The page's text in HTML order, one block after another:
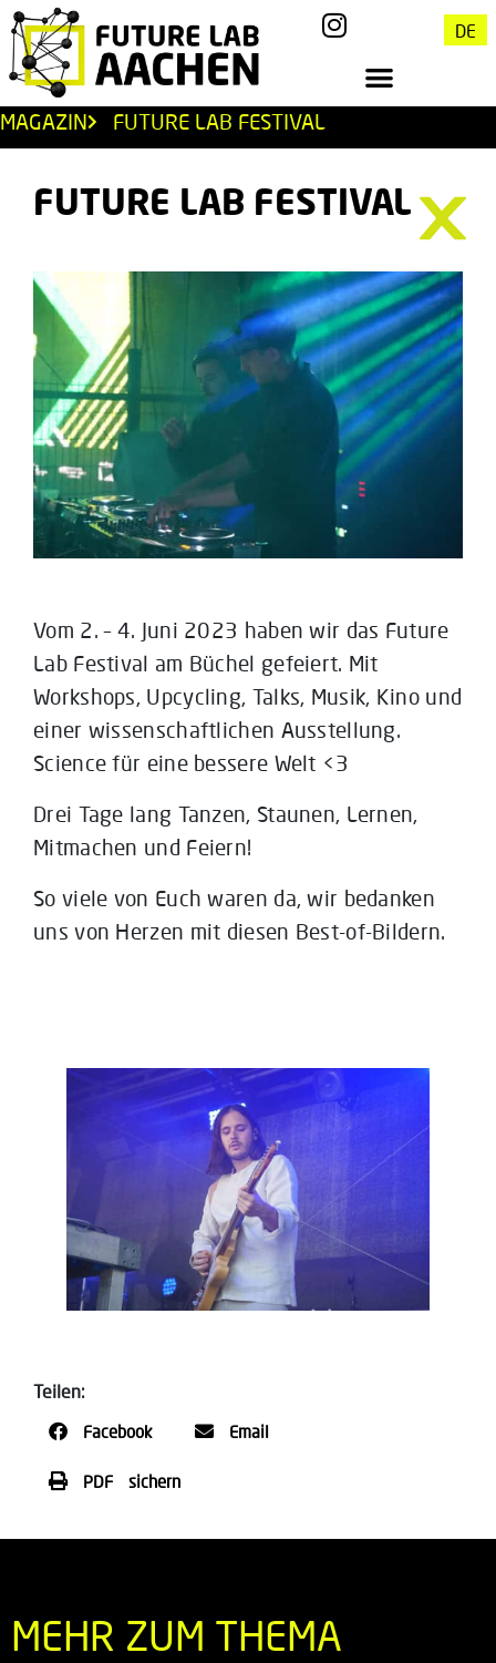
DE
MAGAZIN FUTURE LAB FESTIVAL
FUTURE LAB FESTIVAL
Vom 2. – 4. Juni 2023 haben wir das Future
Lab Festival am Büchel gefeiert. Mit
Workshops, Upcycling, Talks, Musik, Kino und
einer wissenschaftlichen Ausstellung.
Science für eine bessere Welt <3
Drei Tage lang Tanzen, Staunen, Lernen,
Mitmachen und Feiern!
So viele von Euch waren da, wir bedanken
uns von Herzen mit diesen Best-of-Bildern.
Teilen:
Facebook Email
PDF sichern
MEHR ZUM THEMA